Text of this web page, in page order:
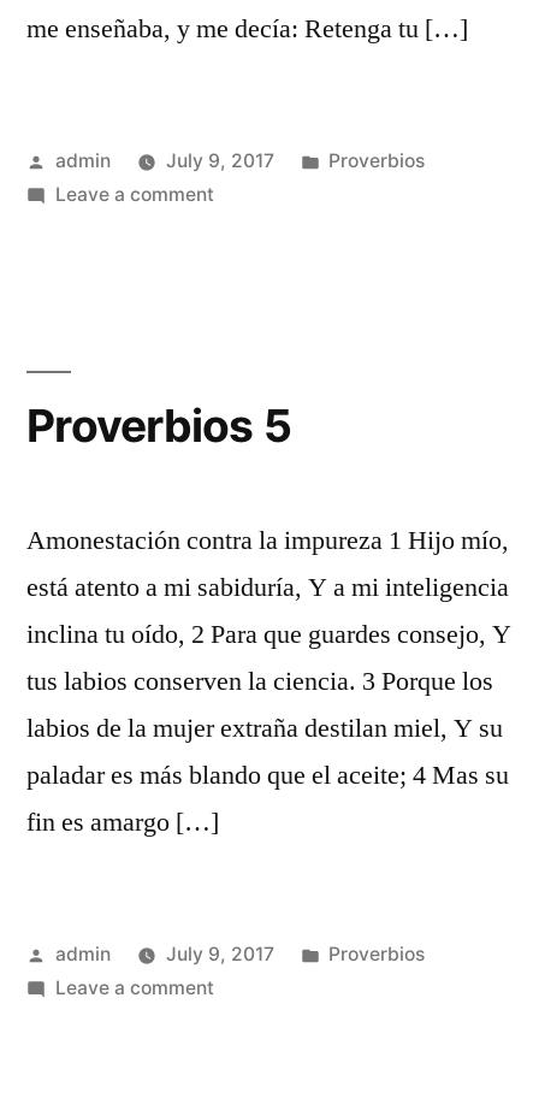
me enseñaba, y me decía: Retenga tu […]
Posted
by
admin July 9, 2017
Posted
Proverbios
Leave a commenton
Proverbios 5
Amonestación contra la impureza 1 Hijo mío,
está atento a mi sabiduría, Y a mi inteligencia
inclina tu oído, 2 Para que guardes consejo, Y
tus labios conserven la ciencia. 3 Porque los
labios de la mujer extraña destilan miel, Y su
paladar es más blando que el aceite; 4 Mas su
fin es amargo […]
Posted
by
admin July 9, 2017
Posted
Proverbios
Leave a commenton